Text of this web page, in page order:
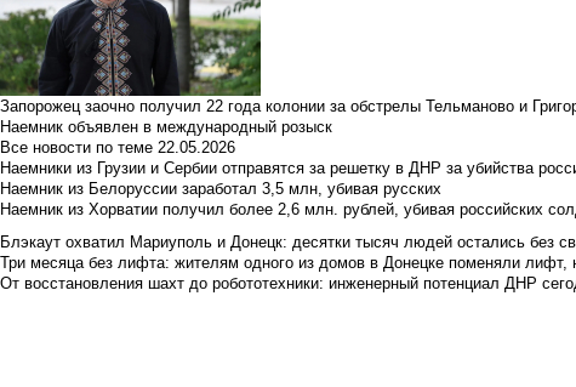
Запорожец заочно получил 22 года колонии за обстрелы Тельманово и
Наемник объявлен в международный розыск
Все новости по теме 22.05.2026
Наемники из Грузии и Сербии отправятся за решетку в ДНР за убийства
Наемник из Белоруссии заработал 3,5 млн, убивая русских
Наемник из Хорватии получил более 2,6 млн. рублей, убивая российских
Блэкаут охватил Мариуполь и Донецк: десятки тысяч людей остались без
Три месяца без лифта: жителям одного из домов в Донецке поменяли лифт,
От восстановления шахт до робототехники: инженерный потенциал ДНР